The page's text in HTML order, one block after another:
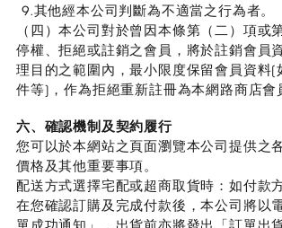
9.其他經本公司判斷為不適當之行為者。
（四）本公司對於曾因本條第（二）項或
停權、拒絕或註銷之會員，將於註銷會員
理目的之範圍內，最小限度保留會員資料(
件等)，作為拒絕重新註冊為本網路商店會
六、確認機制及契約履行
您可以於本網站之頁面瀏覽本公司提供之
價格及其他重要事項。
配送方式選擇宅配或超商取貨時：如付款
在您確認訂購及完成付款後，本公司將以